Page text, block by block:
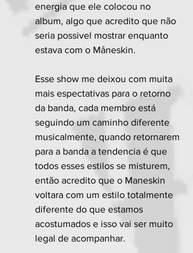
energia que ele colocou no
album, algo que acredito que não
seria possivel mostrar enquanto
estava com o Måneskin.
Esse show me deixou com muita
mais espectativas para o retorno
da banda, cada membro está
seguindo um caminho diferente
musicalmente, quando retornarem
para a banda a tendencia é que
todos esses estilos se misturem,
então acredito que o Maneskin
voltara com um estilo totalmente
diferente do que estamos
acostumados e isso vai ser muito
legal de acompanhar.